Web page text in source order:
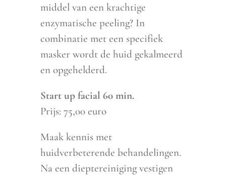
middel van een krachtige
enzymatische peeling? In
combinatie met een specifiek
masker wordt de huid gekalmeerd
en opgehelderd.
Start up facial 60 min.
Prijs: 75,00 euro
Maak kennis met
huidverbeterende behandelingen.
Na een dieptereiniging vestigen